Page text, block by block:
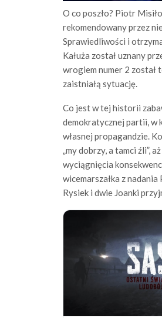
O co poszło? Piotr
rekomendowany przez
Sprawiedliwości i
Kałuża został uznany
wrogiem numer 2 został
zaistniałą sytuację.
Co jest w tej historii
demokratycznej partii, w
własnej propagandzie.
„my dobrzy, a tamci źli”,
wyciągnięcia
wicemarszałka z
Rysiek i dwie Joanki